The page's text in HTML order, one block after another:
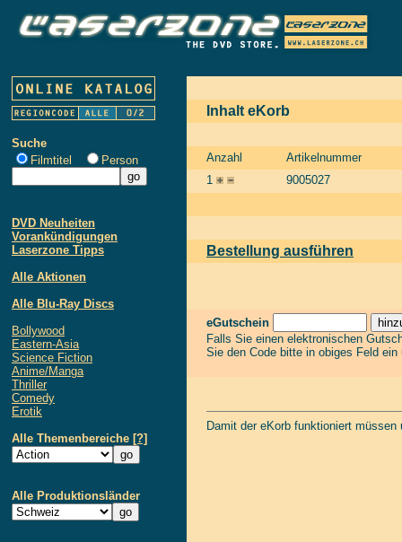
Suche
Filmtitel
Person
DVD Neuheiten
Vorankündigungen
Laserzone Tipps
Alle Aktionen
Alle Blu-Ray Discs
Bollywood
Eastern-Asia
Science Fiction
Anime/Manga
Thriller
Comedy
Erotik
Alle Themenbereiche [?]
Alle Produktionsländer
Inhalt eKorb
Anzahl
Artikelnummer
1
9005027
Bestellung ausführen
eGutschein
Falls Sie einen elektronischen
Sie den Code bitte in obiges Feld
Damit der eKorb funktioniert